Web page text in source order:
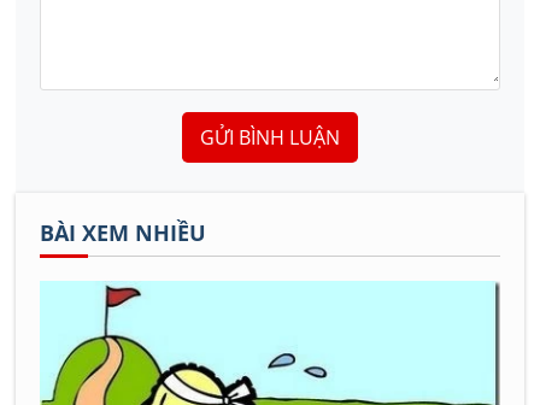
GỬI BÌNH LUẬN
BÀI XEM NHIỀU